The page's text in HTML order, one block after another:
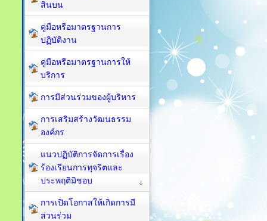
สินบน
คู่มือหรือมาตรฐานการ
ปฏิบัติงาน
คู่มือหรือมาตรฐานการให้
บริการ
การมีส่วนร่วมของผู้บริหาร
การเสริมสร้างวัฒนธรรม
องค์กร
แนวปฏิบัติการจัดการเรื่อง
ร้องเรียนการทุจริตและ
ประพฤติมิชอบ
การเปิดโอกาสให้เกิดการมี
ส่วนร่วม